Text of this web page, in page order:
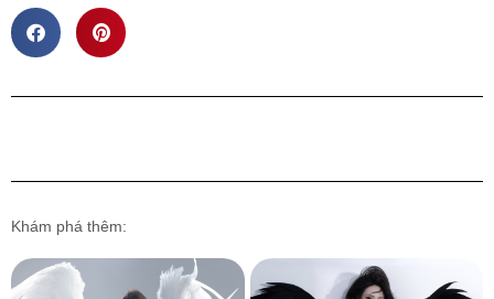
Khám phá thêm: